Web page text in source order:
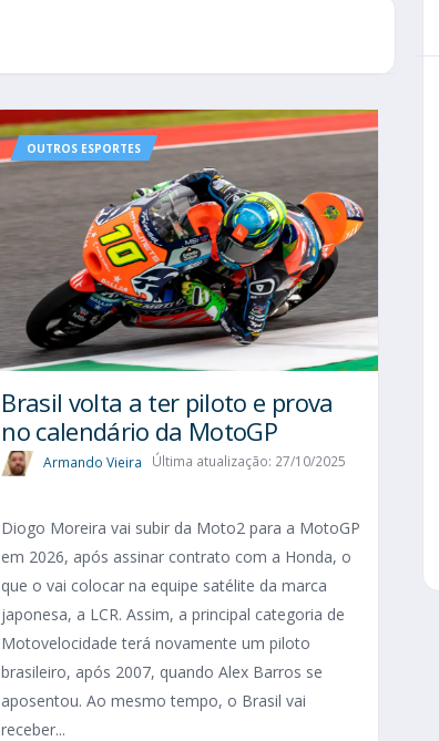
OUTROS ESPORTES
Brasil volta a ter piloto e prova
no calendário da MotoGP
Armando Vieira Última atualização: 27/10/2025
Diogo Moreira vai subir da Moto2 para a MotoGP
em 2026, após assinar contrato com a Honda, o
que o vai colocar na equipe satélite da marca
japonesa, a LCR. Assim, a principal categoria de
Motovelocidade terá novamente um piloto
brasileiro, após 2007, quando Alex Barros se
aposentou. Ao mesmo tempo, o Brasil vai
receber...